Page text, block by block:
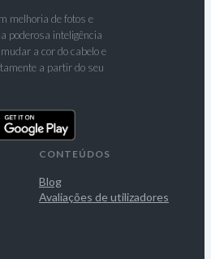
melhoria de fotos e
poderosa inteligência
a cor do cabelo e
a partir do seu
CONTEÚDOS
Blog
Avaliações de utilizadores